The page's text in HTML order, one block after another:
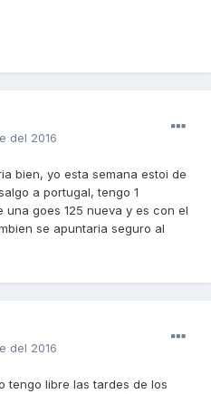
del 2016
bien, yo esta semana estoi de
a portugal, tengo 1
goes 125 nueva y es con el
se apuntaria seguro al
del 2016
tengo libre las tardes de los